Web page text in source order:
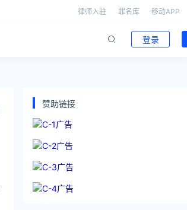
律师入驻 罪名库 移动APP
登录
赞助链接